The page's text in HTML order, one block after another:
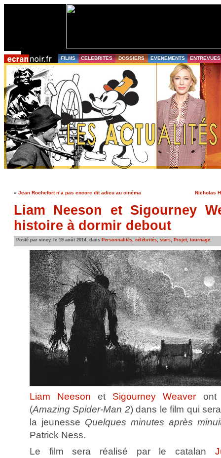
FILMS CELEBRITES DOSSIERS EVENEMENTS ENTREVUES
« Jean Rochefort n’a pas encore dit adieu au cinéma Nicholas
Liam Neeson et Sigourney
histoire à dormir debout
Posté par vincy, le 19 août 2014, dans Personnalités, célébrités, stars, Projet, tournage.
Liam Neeson et Sigourney Weaver ont
(Amazing Spider-Man 2) dans le film qui
la jeunesse Quelques minutes après
Patrick Ness.
Le film sera réalisé par le catalan